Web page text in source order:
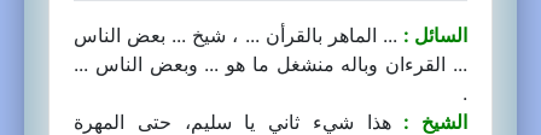
السائل : ... الماهر بالقرأن ... ، شيخ ... بعض الناس
... القرءان وباله منشغل ما هو ... وبعض الناس ...
.
الشيخ : هذا شيء ثاني يا سليم، حتى المهرة